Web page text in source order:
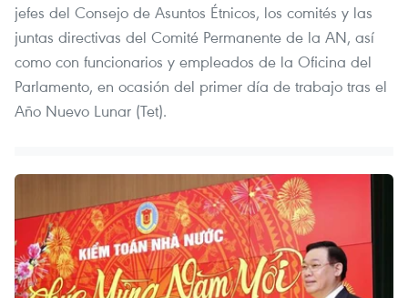
jefes del Consejo de Asuntos Étnicos, los comités y las
juntas directivas del Comité Permanente de la AN, así
como con funcionarios y empleados de la Oficina del
Parlamento, en ocasión del primer día de trabajo tras el
Año Nuevo Lunar (Tet).